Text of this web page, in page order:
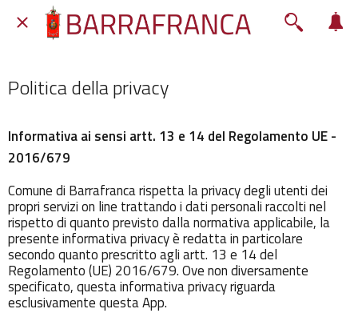
Politica della privacy
Informativa ai sensi artt. 13 e 14 del Regolamento UE -
2016/679
Comune di Barrafranca rispetta la privacy degli utenti dei
propri servizi on line trattando i dati personali raccolti nel
rispetto di quanto previsto dalla normativa applicabile, la
presente informativa privacy è redatta in particolare
secondo quanto prescritto agli artt. 13 e 14 del
Regolamento (UE) 2016/679. Ove non diversamente
specificato, questa informativa privacy riguarda
esclusivamente questa App.